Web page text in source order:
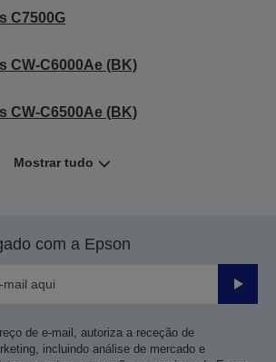
C7500G
CW-C6000Ae (BK)
CW-C6500Ae (BK)
Mostrar tudo
com a Epson
Enviar
de e-mail, autoriza a receção de
incluindo análise de mercado e